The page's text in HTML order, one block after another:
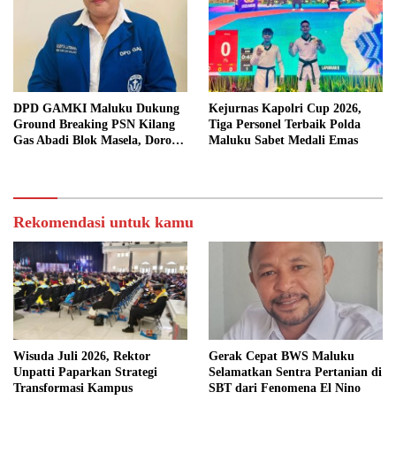
DPD GAMKI Maluku Dukung
Ground Breaking PSN Kilang
Gas Abadi Blok Masela, Dorong
Kejurnas Kapolri Cup 2026,
Tiga Personel Terbaik Polda
Maluku Sabet Medali Emas
Rekomendasi untuk kamu
Wisuda Juli 2026, Rektor
Unpatti Paparkan Strategi
Transformasi Kampus
Gerak Cepat BWS Maluku
Selamatkan Sentra Pertanian di
SBT dari Fenomena El Nino